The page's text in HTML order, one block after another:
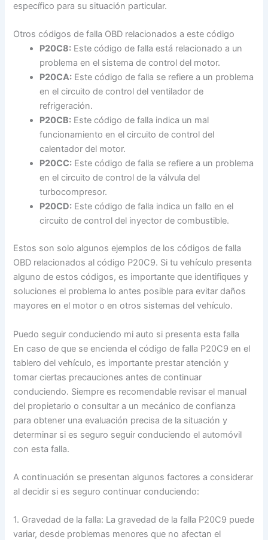
específico para su situación particular.
Otros códigos de falla OBD relacionados a este código
P20C8: Este código de falla está relacionado a un
problema en el sistema de control del motor.
P20CA: Este código de falla se refiere a un problema
en el circuito de control del ventilador de
refrigeración.
P20CB: Este código de falla indica un mal
funcionamiento en el circuito de control del
calentador del motor.
P20CC: Este código de falla se refiere a un problema
en el circuito de control de la válvula del
turbocompresor.
P20CD: Este código de falla indica un fallo en el
circuito de control del inyector de combustible.
Estos son solo algunos ejemplos de los códigos de falla
OBD relacionados al código P20C9. Si tu vehículo presenta
alguno de estos códigos, es importante que identifiques y
soluciones el problema lo antes posible para evitar daños
mayores en el motor o en otros sistemas del vehículo.
Puedo seguir conduciendo mi auto si presenta esta falla
En caso de que se encienda el código de falla P20C9 en el
tablero del vehículo, es importante prestar atención y
tomar ciertas precauciones antes de continuar
conduciendo. Siempre es recomendable revisar el manual
del propietario o consultar a un mecánico de confianza
para obtener una evaluación precisa de la situación y
determinar si es seguro seguir conduciendo el automóvil
con esta falla.
A continuación se presentan algunos factores a considerar
al decidir si es seguro continuar conduciendo:
1. Gravedad de la falla: La gravedad de la falla P20C9 puede
variar, desde problemas menores que no afectan el